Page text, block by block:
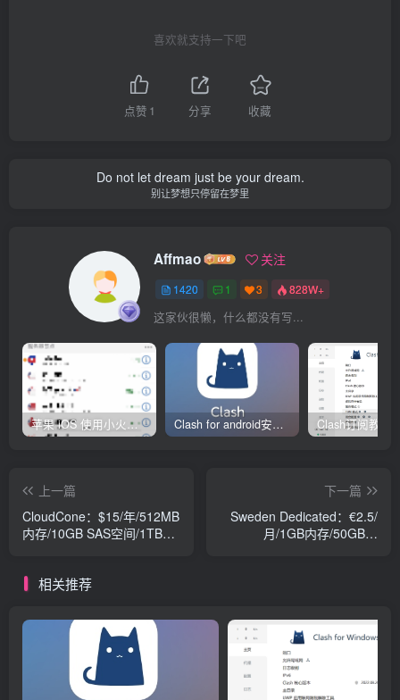
喜欢就支持一下吧
点赞 1 分享 收藏
Do not let dream just be your dream.
别让梦想只停留在梦里
Affmao 关注
1420 1 3 828W+
这家伙很懒，什么都没有写...
苹果 iOS 使用小火箭(shadowrocket)新手教程 Clash for android安卓客户端保姆级新手使用教程
上一篇
CloudCone：$15/年/512MB
内存/10GB SAS空间/1TB流
下一篇
Sweden Dedicated：€2.5/
月/1GB内存/50GB空
相关推荐